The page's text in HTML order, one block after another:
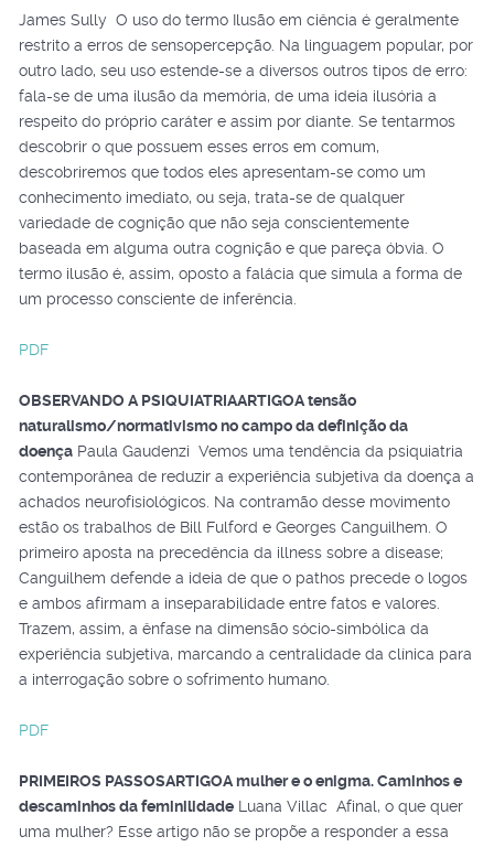
James Sully O uso do termo Ilusão em ciência é geralmente
restrito a erros de sensopercepção. Na linguagem popular, por
outro lado, seu uso estende-se a diversos outros tipos de erro:
fala-se de uma ilusão da memória, de uma ideia ilusória a
respeito do próprio caráter e assim por diante. Se tentarmos
descobrir o que possuem esses erros em comum,
descobriremos que todos eles apresentam-se como um
conhecimento imediato, ou seja, trata-se de qualquer
variedade de cognição que não seja conscientemente
baseada em alguma outra cognição e que pareça óbvia. O
termo ilusão é, assim, oposto a falácia que simula a forma de
um processo consciente de inferência.
PDF
OBSERVANDO A PSIQUIATRIAARTIGOA tensão
naturalismo/normativismo no campo da definição da
doença Paula Gaudenzi Vemos uma tendência da psiquiatria
contemporânea de reduzir a experiência subjetiva da doença a
achados neurofisiológicos. Na contramão desse movimento
estão os trabalhos de Bill Fulford e Georges Canguilhem. O
primeiro aposta na precedência da illness sobre a disease;
Canguilhem defende a ideia de que o pathos precede o logos
e ambos afirmam a inseparabilidade entre fatos e valores.
Trazem, assim, a ênfase na dimensão sócio-simbólica da
experiência subjetiva, marcando a centralidade da clínica para
a interrogação sobre o sofrimento humano.
PDF
PRIMEIROS PASSOSARTIGOA mulher e o enigma. Caminhos e
descaminhos da feminilidade Luana Villac Afinal, o que quer
uma mulher? Esse artigo não se propõe a responder a essa